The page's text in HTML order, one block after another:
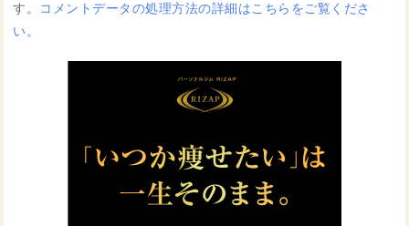
す。 コメントデータの処理方法の詳細はこちらをご覧くださ
い。